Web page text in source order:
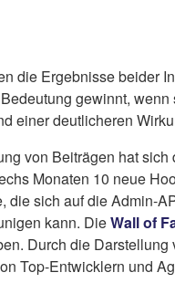
die Ergebnisse beider
gewinnt,
einer deutlicheren
von Beiträgen hat
Monaten 10 neue
die sich auf die Admin-
kann. DieWall of
Durch die
Top-Entwicklern und